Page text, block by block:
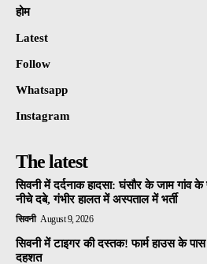
होम
Latest
Follow
Whatsapp
Instagram
The latest
सिवनी में दर्दनाक हादसा: घंसौर के जाम गांव
नीचे दबे, गंभीर हालत में अस्पताल में भर्ती
सिवनी August 9, 2026
सिवनी में टाइगर की दस्तक! फार्म हाउस के
दहशत